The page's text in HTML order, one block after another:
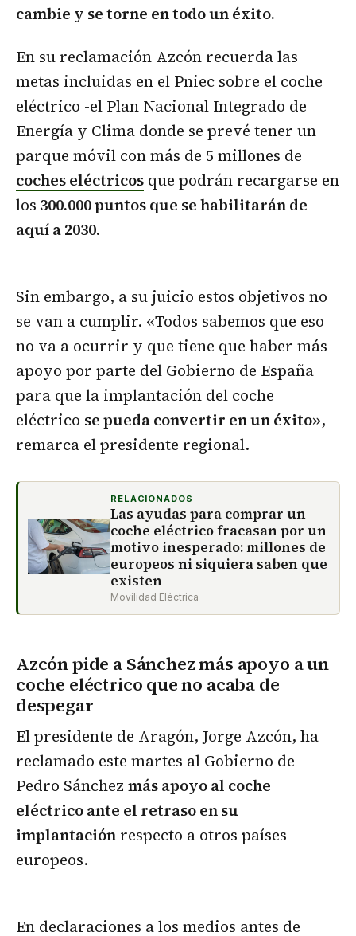
cambie y se torne en todo un éxito.
En su reclamación Azcón recuerda las
metas incluidas en el Pniec sobre el coche
eléctrico -el Plan Nacional Integrado de
Energía y Clima donde se prevé tener un
parque móvil con más de 5 millones de
coches eléctricos que podrán recargarse en
los 300.000 puntos que se habilitarán de
aquí a 2030.
Sin embargo, a su juicio estos objetivos no
se van a cumplir. «Todos sabemos que eso
no va a ocurrir y que tiene que haber más
apoyo por parte del Gobierno de España
para que la implantación del coche
eléctrico se pueda convertir en un éxito»,
remarca el presidente regional.
RELACIONADOS
Las ayudas para comprar un
coche eléctrico fracasan por un
motivo inesperado: millones de
europeos ni siquiera saben que
existen
Movilidad Eléctrica
Azcón pide a Sánchez más apoyo a un
coche eléctrico que no acaba de
despegar
El presidente de Aragón, Jorge Azcón, ha
reclamado este martes al Gobierno de
Pedro Sánchez más apoyo al coche
eléctrico ante el retraso en su
implantación respecto a otros países
europeos.
En declaraciones a los medios antes de